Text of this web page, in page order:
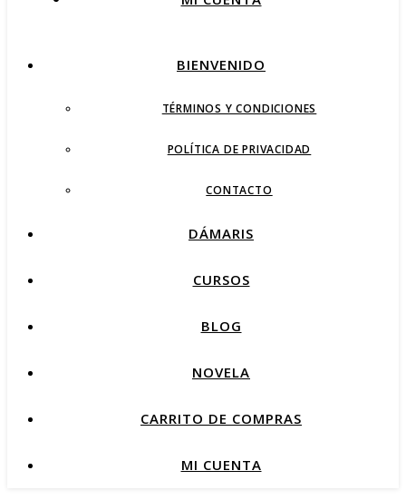
BIENVENIDO
TÉRMINOS Y CONDICIONES
POLÍTICA DE PRIVACIDAD
CONTACTO
DÁMARIS
CURSOS
BLOG
NOVELA
CARRITO DE COMPRAS
MI CUENTA